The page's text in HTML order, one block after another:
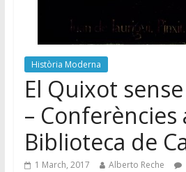
Història Moderna
El Quixot
– Conferències
Biblioteca de
1 March, 2017 Alberto Reche